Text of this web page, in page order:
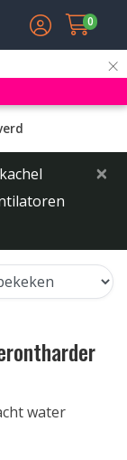
×
0
×
water